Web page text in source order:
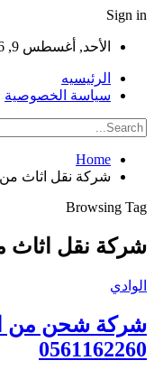
Sign in
الأحد, أغسطس 9, 2026
الرئيسيه
سياسة الخصوصية
Home
شركة نقل اثاث من
Browsing Tag
شركة نقل اثاث
الوادي
شركة شحن من
0561162260